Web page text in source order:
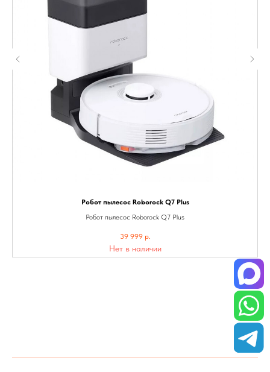
Робот пылесос Roborock Q7 Plus
Робот пылесос Roborock Q7 Plus
39 999 р.
Нет в наличии